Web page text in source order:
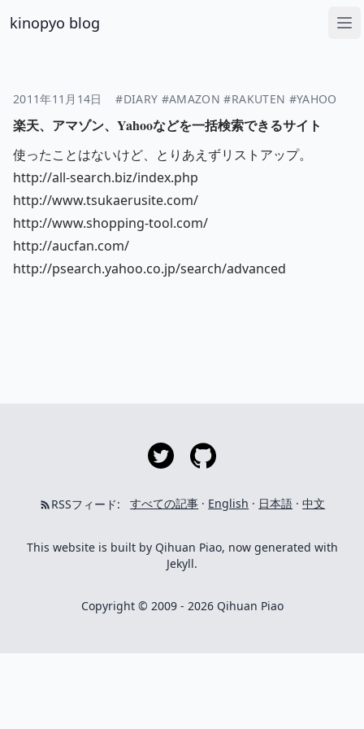
kinopyo blog
2011年11月14日 #DIARY #AMAZON #RAKUTEN #YAHOO
楽天、アマゾン、Yahooなどを一括検索できるサイト
使ったことはないけど、とりあえずリストアップ。
http://all-search.biz/index.php
http://www.tsukaerusite.com/
http://www.shopping-tool.com/
http://aucfan.com/
http://psearch.yahoo.co.jp/search/advanced
RSSフィード: すべての記事 · English · 日本語 ·中文
This website is built by Qihuan Piao, now generated with
Jekyll.
Copyright © 2009 - 2026 Qihuan Piao